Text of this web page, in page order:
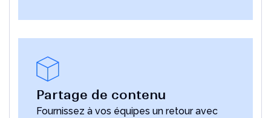
Partage de contenu
Fournissez à vos équipes un retour avec